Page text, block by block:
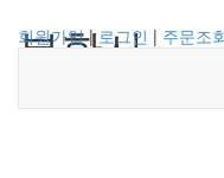
회원가입|로그인 | 주문조
분황사